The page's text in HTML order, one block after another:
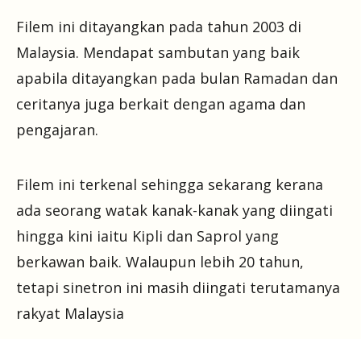
Filem ini ditayangkan pada tahun 2003 di
Malaysia. Mendapat sambutan yang baik
apabila ditayangkan pada bulan Ramadan dan
ceritanya juga berkait dengan agama dan
pengajaran.
Filem ini terkenal sehingga sekarang kerana
ada seorang watak kanak-kanak yang diingati
hingga kini iaitu Kipli dan Saprol yang
berkawan baik. Walaupun lebih 20 tahun,
tetapi sinetron ini masih diingati terutamanya
rakyat Malaysia